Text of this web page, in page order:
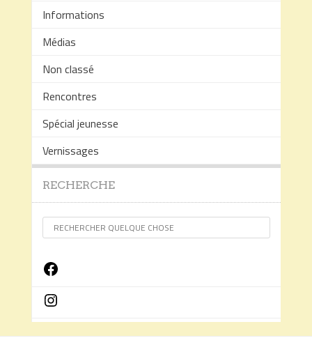
Informations
Médias
Non classé
Rencontres
Spécial jeunesse
Vernissages
RECHERCHE